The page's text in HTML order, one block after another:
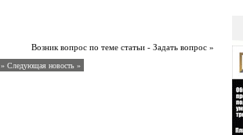
Возник вопрос по теме статьи - Задать вопрос »
» Следующая новость »